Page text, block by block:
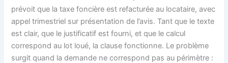
prévoit que la taxe foncière est refacturée au locataire, avec
appel trimestriel sur présentation de l’avis. Tant que le texte
est clair, que le justificatif est fourni, et que le calcul
correspond au lot loué, la clause fonctionne. Le problème
surgit quand la demande ne correspond pas au périmètre :